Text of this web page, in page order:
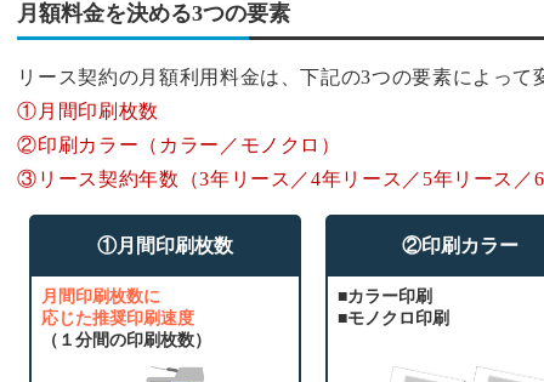
月額料金を決める3つの要素
リース契約の月額利用料金は、下記の3つの要素によって
①月間印刷枚数
②印刷カラー（カラー／モノクロ）
③リース契約年数（3年リース／4年リース／5年リース／
①月間印刷枚数
月間印刷枚数に
応じた推奨印刷速度
（１分間の印刷枚数）
②印刷カラー
■カラー印刷
■モノクロ印刷